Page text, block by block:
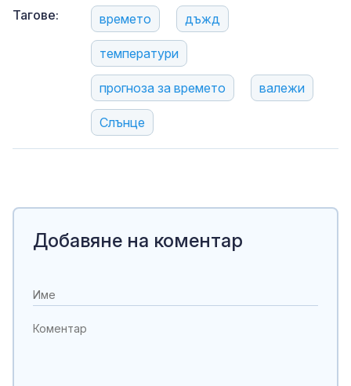
Тагове: времето дъжд
температури
прогноза за времето валежи
Слънце
Добавяне на коментар